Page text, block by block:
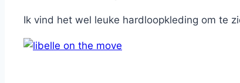
Ik vind het wel leuke hardloopkleding om te